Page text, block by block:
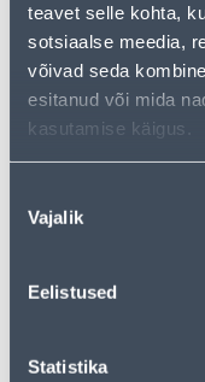
teavet selle kohta,
sotsiaalse meedia,
võivad seda
esitanud või mida
kasutamise käigus.
valik
Vajalik
Eelistused
Statistika
• Boschi
• Komplektis 5
• Komplekti
akuketassaag,
Description